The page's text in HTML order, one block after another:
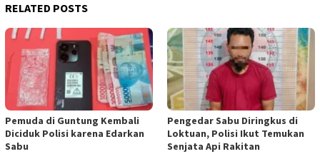
RELATED POSTS
Pemuda di Guntung Kembali
Diciduk Polisi karena Edarkan
Sabu
Pengedar Sabu Diringkus di
Loktuan, Polisi Ikut Temukan
Senjata Api Rakitan